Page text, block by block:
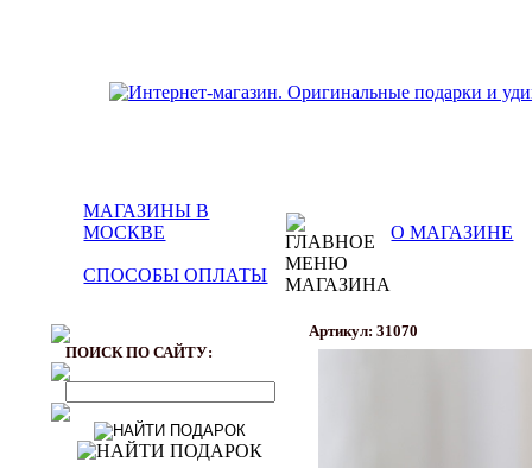
МАГАЗИНЫ В
МОСКВЕ
О МАГАЗИНЕ
СПОСОБЫ ОПЛАТЫ
ПОИСК ПО САЙТУ:
Артикул: 31070